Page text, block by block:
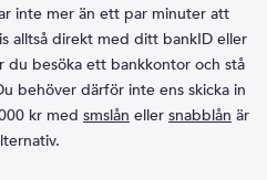
inte mer än ett par minuter att
alltså direkt med ditt bankID eller
du besöka ett bankkontor och stå
behöver därför inte ens skicka in
kr med smslån eller snabblån är